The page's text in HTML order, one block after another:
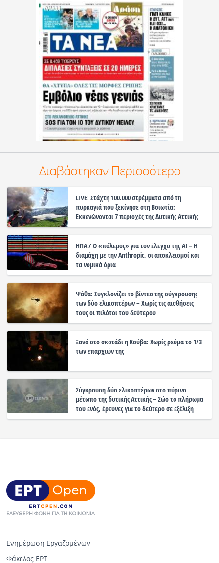
Διαβάστηκαν Περισσότερο
LIVE: Στάχτη 100.000 στρέμματα από τη
πυρκαγιά που ξεκίνησε στη Βοιωτία:
Εκκενώνονται 7 περιοχές της Δυτικής Αττικής
ΗΠΑ / Ο «πόλεμος» για τον έλεγχο της ΑΙ – Η
διαμάχη με την Anthropic, οι αποκλεισμοί και
τα νομικά όρια
Ψάθα: Συγκλονίζει το βίντεο της σύγκρουσης
των δύο ελικοπτέρων – Χωρίς τις αισθήσεις
τους οι πιλότοι του δεύτερου
Ξανά στο σκοτάδι η Κούβα: Χωρίς ρεύμα το 1/3
των επαρχιών της
Σύγκρουση δύο ελικοπτέρων στο πύρινο
μέτωπο της δυτικής Αττικής – Σώο το πλήρωμα
του ενός, έρευνες για το δεύτερο σε εξέλιξη
Ενημέρωση Εργαζομένων
Φάκελος ΕΡΤ